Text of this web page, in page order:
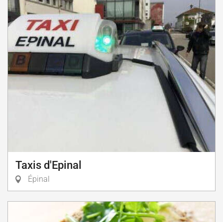
Taxis d'Epinal
Épinal